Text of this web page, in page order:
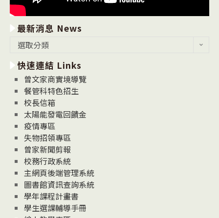
最新消息 News
消
息
News
選取分類
快速連結 Links
曾文家商實境導覽
餐管科特色招生
校長信箱
太陽能發電回饋金
疫情專區
失物招領專區
曾家新聞剪報
校務行政系統
主網頁後端管理系統
圖書館資訊查詢系統
學年課程計畫書
學生選課輔導手冊